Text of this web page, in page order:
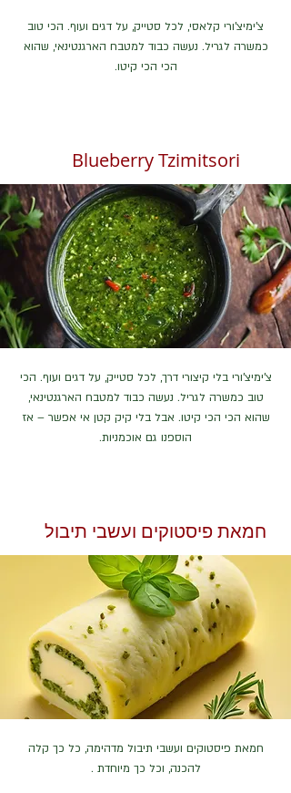
צ'ימיצ'ורי קלאסי, לכל סטייק, על דגים ועוף. הכי טוב
כמשרה לגריל. נעשה כבוד למטבח הארגנטינאי, שהוא
הכי הכי קיטו.
Blueberry Tzimitsori
צ'ימיצ'ורי בלי קיצורי דרך, לכל סטייק, על דגים ועוף. הכי
טוב כמשרה לגריל. נעשה כבוד למטבח הארגנטינאי,
שהוא הכי הכי קיטו. אבל בלי קיק קטן אי אפשר – אז
הוספנו גם אוכמניות.
חמאת פיסטוקים ועשבי תיבול
חמאת פיסטוקים ועשבי תיבול מדהימה, כל כך קלה
להכנה, וכל כך מיוחדת .